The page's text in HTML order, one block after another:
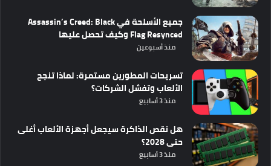
جميع الأسلحة في Assassin’s Creed: Black
Flag Resynced وكيف تحصل عليها
منذ أسبوعين
تسريحات المطورين مستمرة: لماذا تنجح
الألعاب وتفشل الشركات؟
منذ 3 أسابيع
هل نقص الذاكرة سيجعل أجهزة الألعاب أغلى
حتى 2028؟
منذ 3 أسابيع